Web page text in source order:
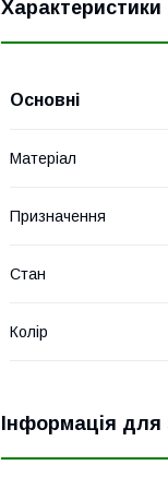
Характеристики
Основні
Матеріал
Призначення
Стан
Колір
Інформація